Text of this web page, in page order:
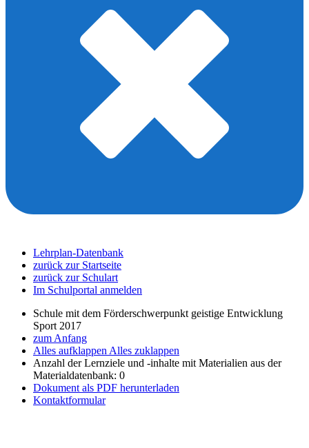
Lehrplan-Datenbank
zurück zur Startseite
zurück zur Schulart
Im Schulportal anmelden
Schule mit dem Förderschwerpunkt geistige Entwicklung
Sport 2017
zum Anfang
Alles aufklappen Alles zuklappen
Anzahl der Lernziele und -inhalte mit Materialien aus der
Materialdatenbank: 0
Dokument als PDF herunterladen
Kontaktformular